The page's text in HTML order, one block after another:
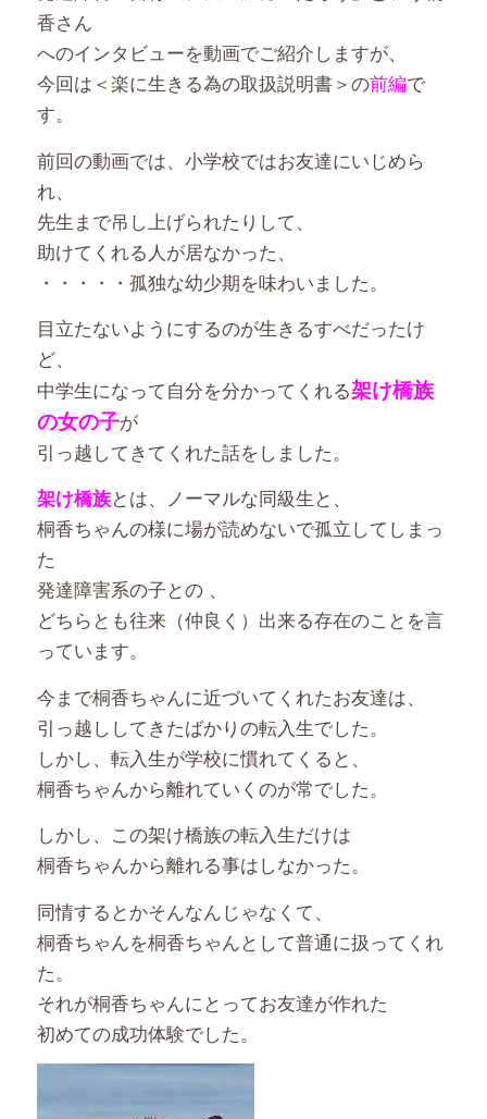
香さん
へのインタビューを動画でご紹介しますが、
今回は＜楽に生きる為の取扱説明書＞の前編で
す。
前回の動画では、小学校ではお友達にいじめら
れ、
先生まで吊し上げられたりして、
助けてくれる人が居なかった、
・・・・・孤独な幼少期を味わいました。
目立たないようにするのが生きるすべだったけ
ど、
中学生になって自分を分かってくれる架け橋族
の女の子が
引っ越してきてくれた話をしました。
架け橋族とは、ノーマルな同級生と、
桐香ちゃんの様に場が読めないで孤立してしまっ
た
発達障害系の子との 、
どちらとも往来（仲良く）出来る存在のことを言
っています。
今まで桐香ちゃんに近づいてくれたお友達は、
引っ越ししてきたばかりの転入生でした。
しかし、転入生が学校に慣れてくると、
桐香ちゃんから離れていくのが常でした。
しかし、この架け橋族の転入生だけは
桐香ちゃんから離れる事はしなかった。
同情するとかそんなんじゃなくて、
桐香ちゃんを桐香ちゃんとして普通に扱ってくれ
た。
それが桐香ちゃんにとってお友達が作れた
初めての成功体験でした。